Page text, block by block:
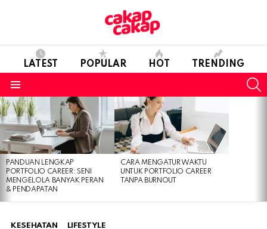
LATEST POPULAR HOT TRENDING
LATEST
STORIES
PANDUAN LENGKAP
PORTFOLIO CAREER: SENI
MENGELOLA BANYAK PERAN
& PENDAPATAN
CARA MENGATUR WAKTU
UNTUK PORTFOLIO CAREER
TANPA BURNOUT
KESEHATAN LIFESTYLE